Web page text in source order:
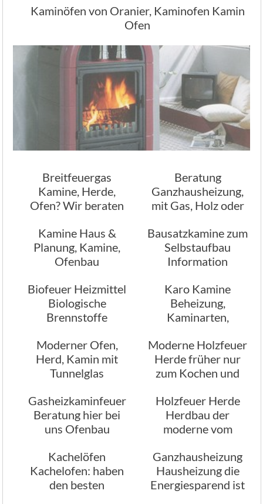
Kaminöfen von Oranier, Kaminofen Kamin
Ofen
Breitfeuergas
Kamine, Herde,
Ofen? Wir beraten
Beratung
Ganzhausheizung,
mit Gas, Holz oder
Kamine Haus &
Planung, Kamine,
Ofenbau
Bausatzkamine zum
Selbstaufbau
Information
Biofeuer Heizmittel
Biologische
Brennstoffe
Karo Kamine
Beheizung,
Kaminarten,
Moderner Ofen,
Herd, Kamin mit
Tunnelglas
Moderne Holzfeuer
Herde früher nur
zum Kochen und
Gasheizkaminfeuer
Beratung hier bei
uns Ofenbau
Holzfeuer Herde
Herdbau der
moderne vom
Kachelöfen
Kachelofen: haben
den besten
Ganzhausheizung
Hausheizung die
Energiesparend ist